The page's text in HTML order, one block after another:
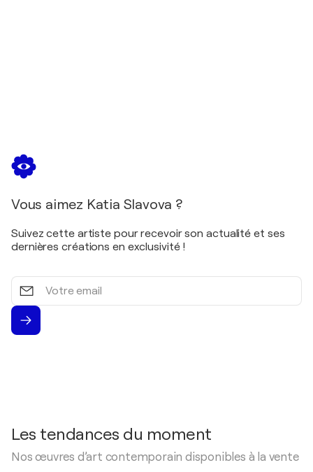
Vous aimez Katia Slavova ?
Suivez cette artiste pour recevoir son actualité et ses
dernières créations en exclusivité !
Votre
email
Les tendances du moment
Nos œuvres d’art contemporain disponibles à la vente